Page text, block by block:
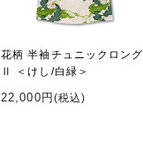
花柄 半袖チュニックロング
Ⅱ ＜けし/白緑＞
22,000円 (税込)